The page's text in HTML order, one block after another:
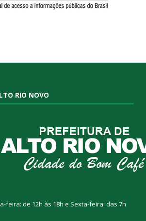
RIO NOVO
feira: de 12h às 18h e Sexta-feira: das 7h